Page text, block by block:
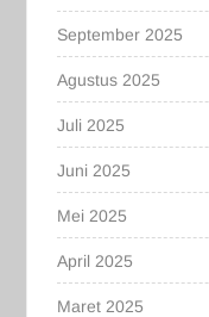
September 2025
Agustus 2025
Juli 2025
Juni 2025
Mei 2025
April 2025
Maret 2025